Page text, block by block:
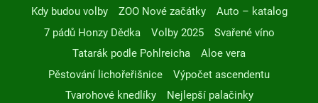
Kdy budou volby
ZOO Nové začátky
Auto – katalog
7 pádů Honzy Dědka
Volby 2025
Svařené víno
Tatarák podle Pohlreicha
Aloe vera
Pěstování lichořeřišnice
Výpočet ascendentu
Tvarohové knedlíky
Nejlepší palačinky